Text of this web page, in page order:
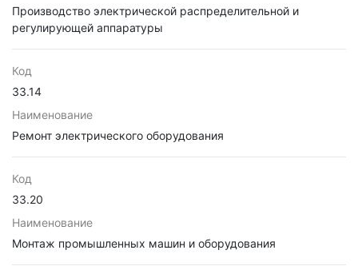
Производство электрической распределительной и
регулирующей аппаратуры
Код
33.14
Наименование
Ремонт электрического оборудования
Код
33.20
Наименование
Монтаж промышленных машин и оборудования